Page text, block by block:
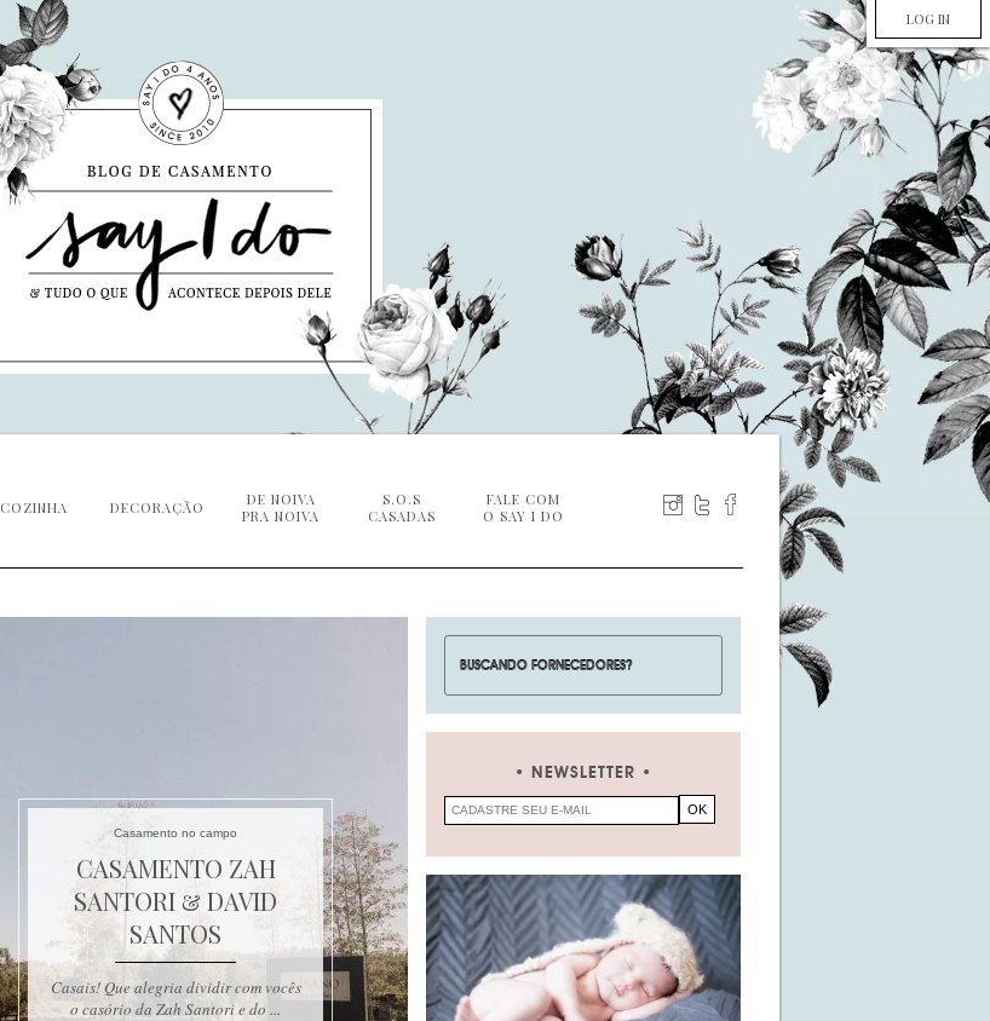
LOG IN
COZINHA DECORAÇÃO
DE NOIVA
PRA NOIVA
S.O.S
CASADAS
FALE COM
O SAY I DO
Casamento no campo
CASAMENTO ZAH
SANTORI & DAVID
SANTOS
Casais! Que alegria dividir com vocês
o casório da Zah Santori e do ...
NEWSLETTER